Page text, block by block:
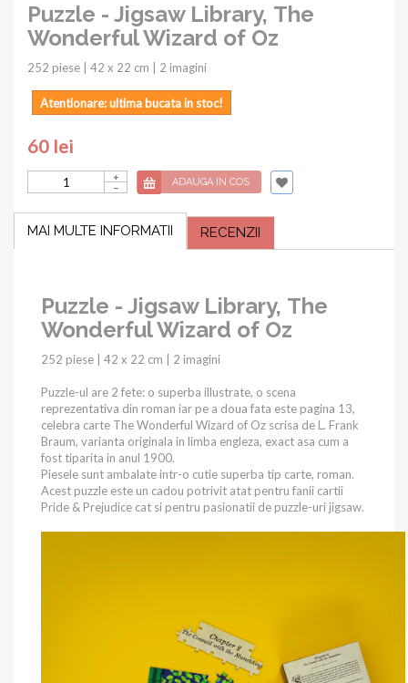
Puzzle - Jigsaw Library, The
Wonderful Wizard of Oz
252 piese | 42 x 22 cm | 2 imagini
Atentionare: ultima bucata in stoc!
60 lei
ADAUGA IN COS
MAI MULTE INFORMATII RECENZII
Puzzle - Jigsaw Library, The
Wonderful Wizard of Oz
252 piese | 42 x 22 cm | 2 imagini
Puzzle-ul are 2 fete: o superba illustrate, o scena
reprezentativa din roman iar pe a doua fata este pagina 13,
celebra carte The Wonderful Wizard of Oz scrisa de L. Frank
Braum, varianta originala in limba engleza, exact asa cum a
fost tiparita in anul 1900.
Piesele sunt ambalate intr-o cutie superba tip carte, roman.
Acest puzzle este un cadou potrivit atat pentru fanii cartii
Pride & Prejudice cat si pentru pasionatii de puzzle-uri jigsaw.